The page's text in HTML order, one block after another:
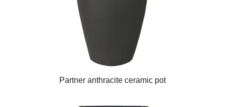
Partner anthracite ceramic pot